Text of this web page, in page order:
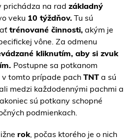
prichádza na rad základný
veku 10 týždňov. Tu sú
trénované činnosti, akým je
vône. Za odmenu
kliknutím, aby si zvuk
Postupne sa potkanom
tomto prípade pach TNT a sú
medzi každodennými pachmi a
sú potkany schopné
podmienkach.
rok , počas ktorého je o nich